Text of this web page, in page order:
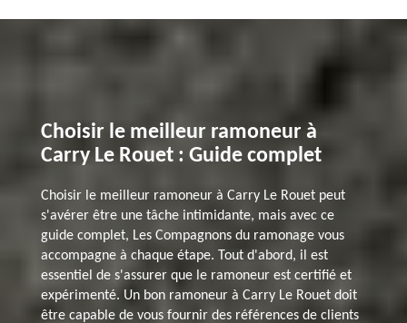
Choisir le meilleur ramoneur à
Carry Le Rouet : Guide complet
Choisir le meilleur ramoneur à Carry Le Rouet peut
s'avérer être une tâche intimidante, mais avec ce
guide complet, Les Compagnons du ramonage vous
accompagne à chaque étape. Tout d'abord, il est
essentiel de s'assurer que le ramoneur est certifié et
expérimenté. Un bon ramoneur à Carry Le Rouet doit
être capable de vous fournir des références de clients